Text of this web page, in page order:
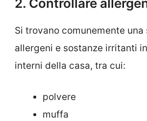
2. Controllare
Si trovano comunemente una
allergeni e sostanze irritanti
interni della casa, tra cui:
polvere
muffa